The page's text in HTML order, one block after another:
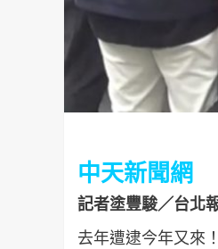
中天新聞網
記者塗豐駿／台北
去年遭逮今年又來